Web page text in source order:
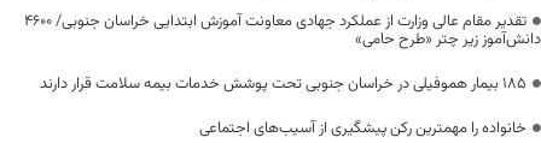
تقدیر مقام عالی وزارت از عملکرد جهادی معاونت آموزش ابتدایی خراسان جنوبی/ ۴۶۰۰
دانش‌آموز زیر چتر «طرح حامی»
۱۸۵ بیمار هموفیلی در خراسان جنوبی تحت پوشش خدمات بیمه سلامت قرار دارند
خانواده را مهمترین رکن پیشگیری از آسیب‌های اجتماعی